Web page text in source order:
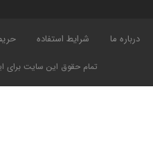
تمام حقوق این سایت برای
درباره ما شرایط استفاده